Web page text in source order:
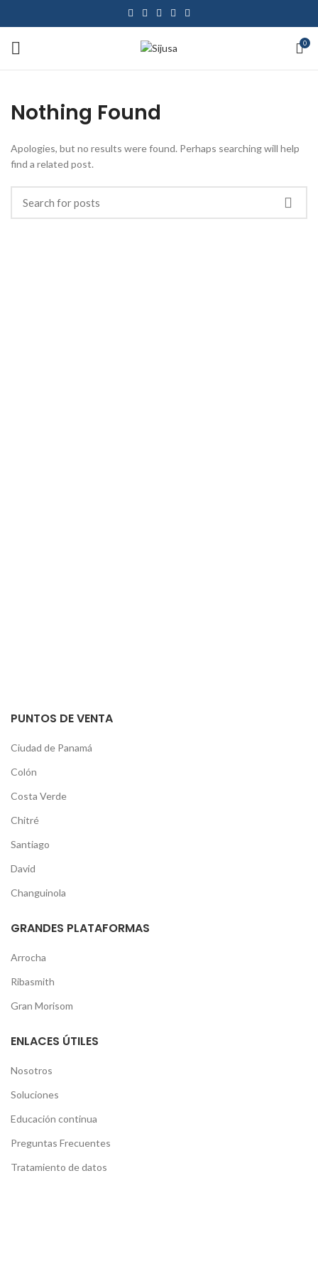
0
Nothing Found
Apologies, but no results were found. Perhaps searching will help
find a related post.
PUNTOS DE VENTA
Ciudad de Panamá
Colón
Costa Verde
Chitré
Santiago
David
Changuinola
GRANDES PLATAFORMAS
Arrocha
Ribasmith
Gran Morisom
ENLACES ÚTILES
Nosotros
Soluciones
Educación continua
Preguntas Frecuentes
Tratamiento de datos